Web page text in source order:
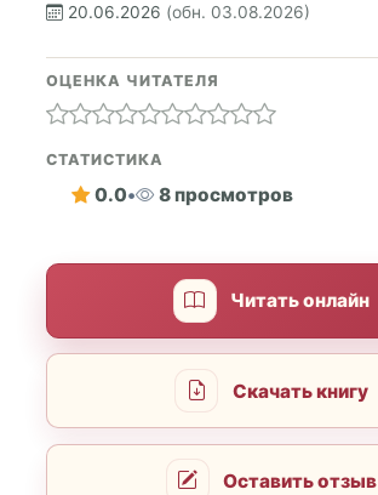
20.06.2026 (обн. 03.08.2026)
ОЦЕНКА ЧИТАТЕЛЯ
СТАТИСТИКА
0.0• 8 просмотров
Читать онлайн
Скачать книгу
Оставить отзыв